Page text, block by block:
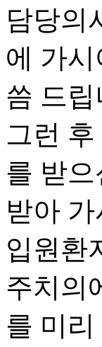
담당의
에 가
씀 드립
그런
를 받
받아
입원환
주치의
를 미